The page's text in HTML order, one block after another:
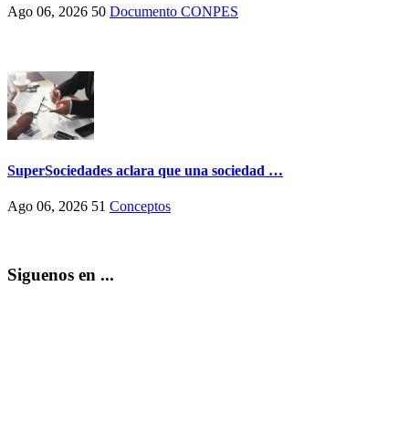
Ago 06, 2026 50 Documento CONPES
SuperSociedades aclara que una sociedad …
Ago 06, 2026 51 Conceptos
Siguenos en ...